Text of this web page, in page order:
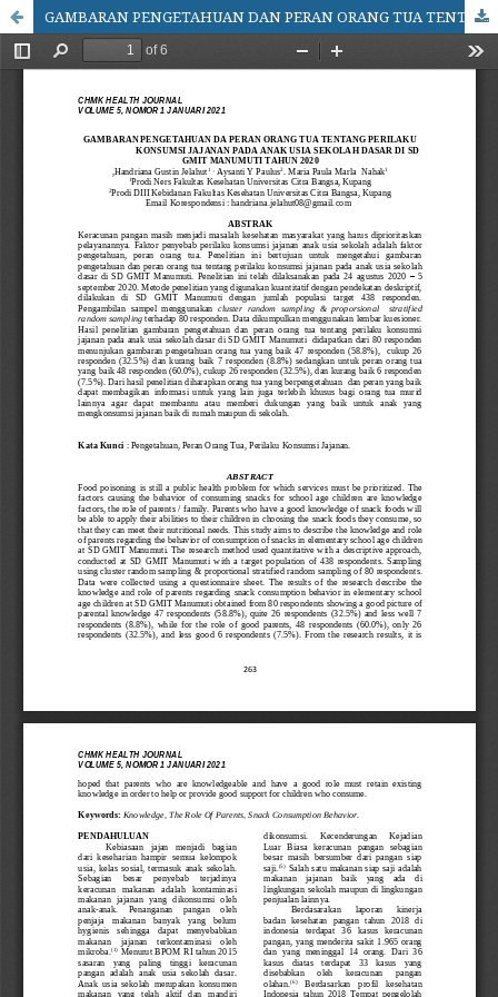
GAMBARAN PENGETAHUAN DAN PERAN ORANG TUA TENTANG PERILAKU KONSUMSI JAJANAN PADA ANAK USIA SEKOLAH DASAR DI SD GMIT MANUMUTI TAHUN 2020